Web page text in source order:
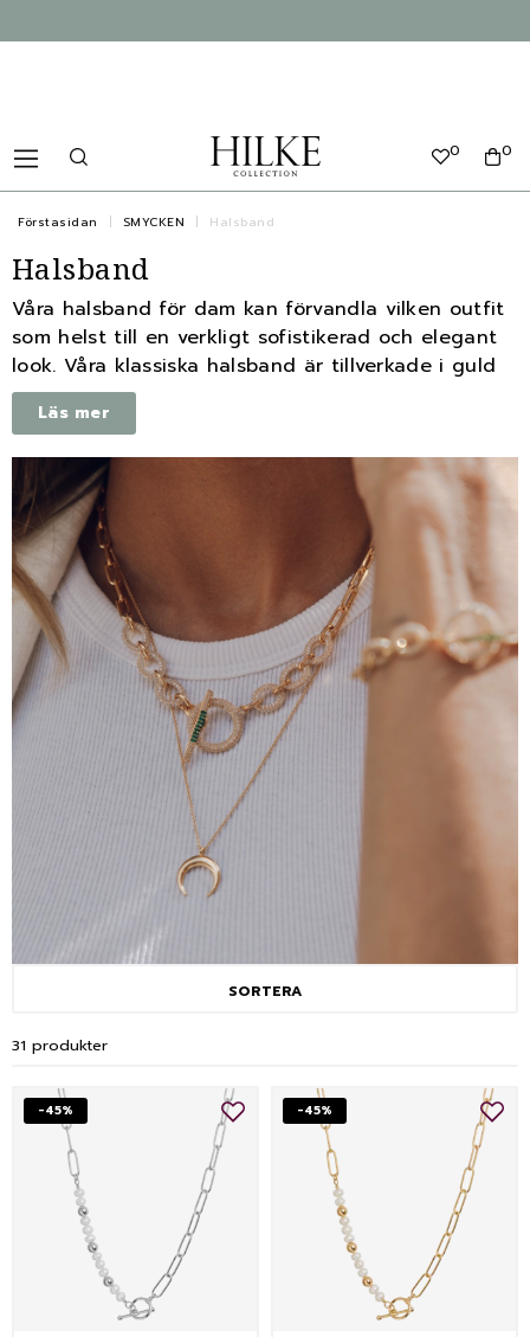
0
0
Förstasidan SMYCKEN Halsband
Halsband
Våra halsband för dam kan förvandla vilken outfit
som helst till en verkligt sofistikerad och elegant
look. Våra klassiska halsband är tillverkade i guld
och silver. De är designade för att passa både
vardag och fest, och du kommer definitivt att få
många komplimanger när du bär dem.
De flesta av HILKE's halsband är justerbara i
längden för att det ska passa alla. Inspireras i vår
kollektion och hitta en stil som passar just dig. Har
du några frågor så hjälper vi dig gärna via vår
support
Läs mer
SORTERA
31 produkter
-45% -45%